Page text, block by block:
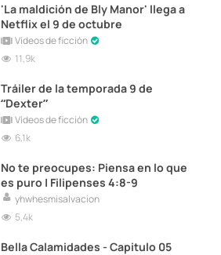
'La maldición de Bly Manor' llega a
Netflix el 9 de octubre
Vídeos de ficción
11,9k
Tráiler de la temporada 9 de
“Dexter”
Vídeos de ficción
6,1k
No te preocupes: Piensa en lo que
es puro | Filipenses 4:8-9
yhwhesmisalvacion
5,4k
Bella Calamidades - Capitulo 05